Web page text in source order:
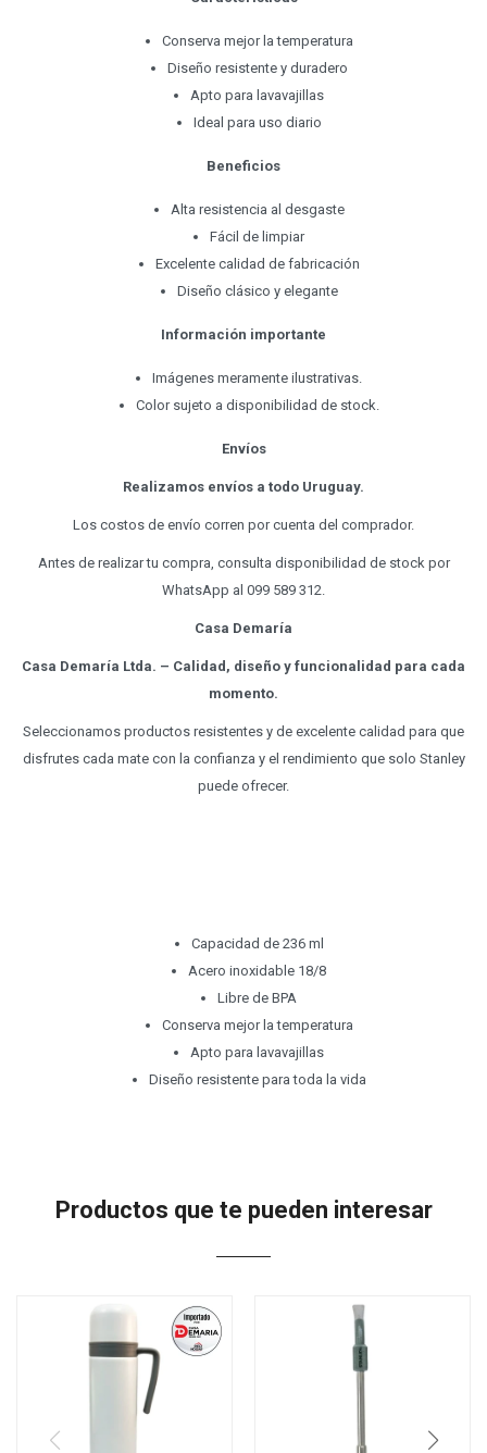
Conserva mejor la temperatura
Diseño resistente y duradero
Apto para lavavajillas
Ideal para uso diario
Beneficios
Alta resistencia al desgaste
Fácil de limpiar
Excelente calidad de fabricación
Diseño clásico y elegante
Información importante
Imágenes meramente ilustrativas.
Color sujeto a disponibilidad de stock.
Envíos
Realizamos envíos a todo Uruguay.
Los costos de envío corren por cuenta del comprador.
Antes de realizar tu compra, consulta disponibilidad de stock por
WhatsApp al 099 589 312.
Casa Demaría
Casa Demaría Ltda. – Calidad, diseño y funcionalidad para cada
momento.
Seleccionamos productos resistentes y de excelente calidad para que
disfrutes cada mate con la confianza y el rendimiento que solo Stanley
puede ofrecer.
Capacidad de 236 ml
Acero inoxidable 18/8
Libre de BPA
Conserva mejor la temperatura
Apto para lavavajillas
Diseño resistente para toda la vida
Productos que te pueden interesar